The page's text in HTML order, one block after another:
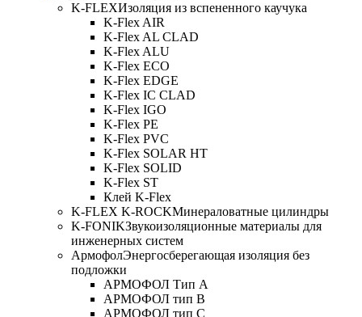
K-FLEXИзоляция из вспененного каучука
K-Flex AIR
K-Flex AL CLAD
K-Flex ALU
K-Flex ECO
K-Flex EDGE
K-Flex IC CLAD
K-Flex IGO
K-Flex PE
K-Flex PVC
K-Flex SOLAR HT
K-Flex SOLID
K-Flex ST
Клей K-Flex
K-FLEX K-ROCKМинераловатные цилиндры
K-FONIKЗвукоизоляционные материалы для
инженерных систем
АрмофолЭнергосберегающая изоляция без
подложки
АРМОФОЛ Тип А
АРМОФОЛ тип В
АРМОФОЛ тип C